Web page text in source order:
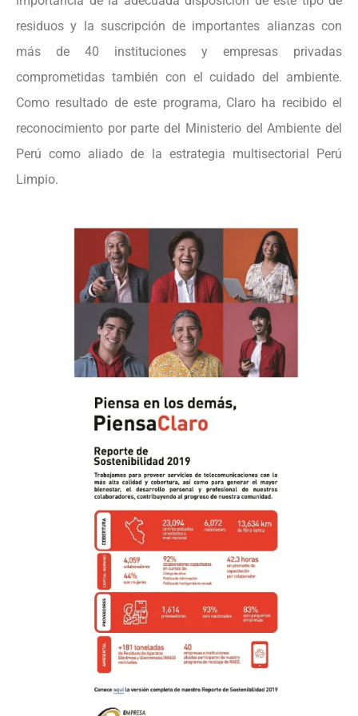
residuos y la suscripción de importantes alianzas con
más de 40 instituciones y empresas privadas
comprometidas también con el cuidado del ambiente.
Como resultado de este programa, Claro ha recibido el
reconocimiento por parte del Ministerio del Ambiente del
Perú como aliado de la estrategia multisectorial Perú
Limpio.